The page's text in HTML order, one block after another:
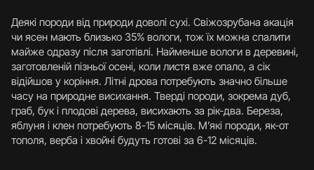
Деякі породи від природи доволі сухі. Свіжозрубана акація
чи ясен мають близько 35% вологи, тож їх можна спалити
майже одразу після заготівлі. Найменше вологи в деревині,
заготовленій пізньої осені, коли листя вже опало, а сік
відійшов у коріння. Літні дрова потребують значно більше
часу на природне висихання. Тверді породи, зокрема дуб,
граб, бук і плодові дерева, висихають за рік-два. Береза,
яблуня і клен потребують 8-15 місяців. М’які породи, як-от
тополя, верба і хвойні будуть готові за 6-12 місяців.